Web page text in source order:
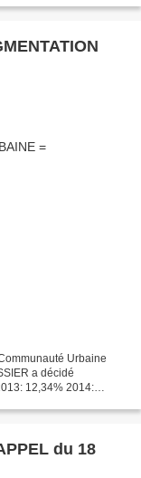
Urbaine
a décidé
12,34% 2014:
du 18